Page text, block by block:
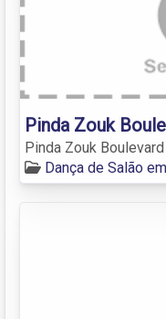
Pinda Zouk
Pinda Zouk
Dança de Salão